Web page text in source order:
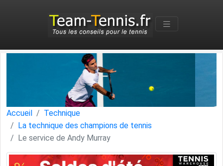
Accueil
Technique
La technique des champions de tennis
Le service de Andy Murray